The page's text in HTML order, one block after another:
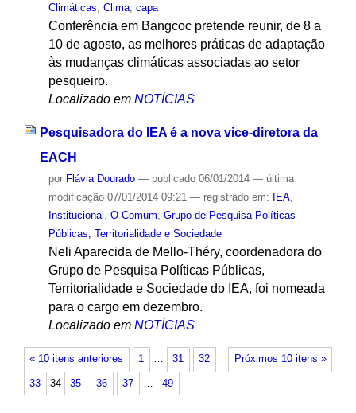
Climáticas Clima, capa
Conferência em Bangcoc pretende reunir, de 8 a
10 de agosto, as melhores práticas de adaptação
às mudanças climáticas associadas ao setor
pesqueiro.
Localizado em NOTÍCIAS
Pesquisadora do IEA é a nova vice-diretora da
EACH
por Flávia Dourado — publicado06/01/2014 — última
modificação07/01/2014 09:21 — registrado em: IEA,
Institucional , O Comum, Grupo de Pesquisa Políticas
Públicas, Territorialidade e Sociedade
Neli Aparecida de Mello-Théry, coordenadora do
Grupo de Pesquisa Políticas Públicas,
Territorialidade e Sociedade do IEA, foi nomeada
para o cargo em dezembro.
Localizado em NOTÍCIAS
« 10 itens anteriores Próximos 10 itens »
1 … 31 32
33 34 35 36 37 … 49